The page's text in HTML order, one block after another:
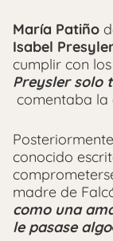
María Patiño
Isabel
cumplir con
Preysler solo
comentaba
conocido
madre de
como una
le pasase algo